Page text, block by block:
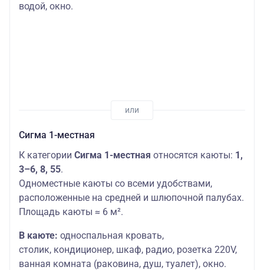
водой, окно.
Сигма 1-местная
К категории Сигма 1-местная относятся каюты: 1,
3–6, 8, 55.
Одноместные каюты со всеми удобствами,
расположенные на средней и шлюпочной палубах.
Площадь каюты ≈ 6 м².
В каюте: односпальная кровать,
столик, кондиционер, шкаф, радио, розетка 220V,
ванная комната (раковина, душ, туалет), окно.